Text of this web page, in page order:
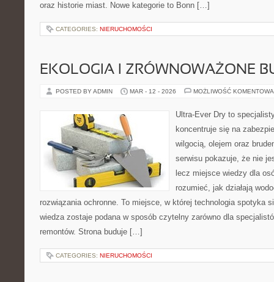
oraz historie miast. Nowe kategorie to Bonn […]
CATEGORIES: NIERUCHOMOŚCI
EKOLOGIA I ZRÓWNOWAŻONE
POSTED BY ADMIN MAR - 12 - 2026 MOŻLIWOŚĆ
Ultra-Ever Dry to
koncentruje się na
wilgocią, olejem oraz
serwisu pokazuje, że nie
lecz miejsce wiedzy dla
rozumieć, jak działają
rozwiązania ochronne. To miejsce, w której technologia spotyka
wiedza zostaje podana w sposób czytelny zarówno dla
remontów. Strona buduje […]
CATEGORIES: NIERUCHOMOŚCI